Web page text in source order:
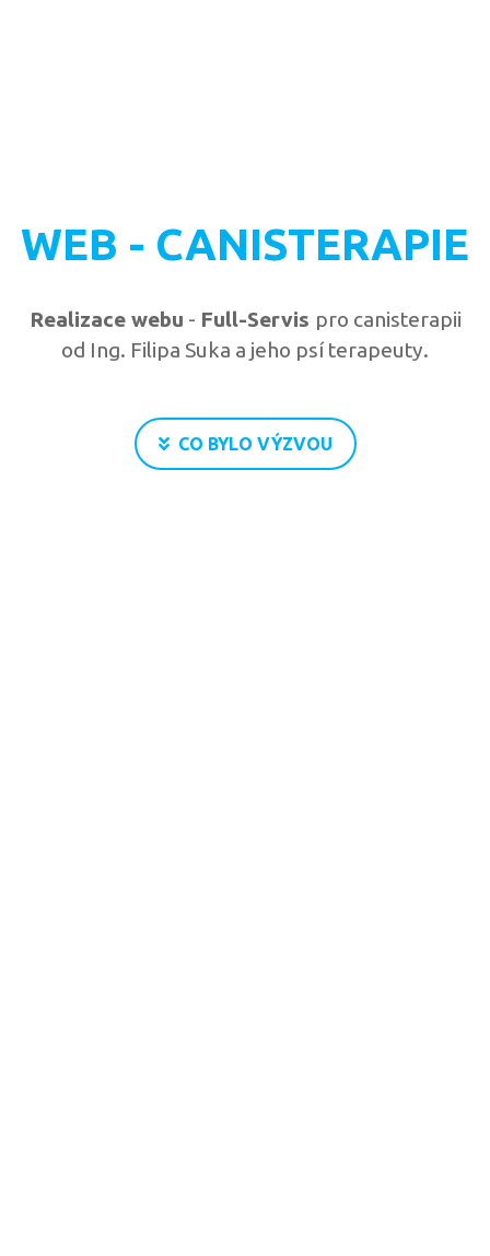
WEB - CANISTERAPIE
Realizace webu - Full-Servis pro canisterapii
od Ing. Filipa Suka a jeho psí terapeuty.
CO BYLO VÝZVOU